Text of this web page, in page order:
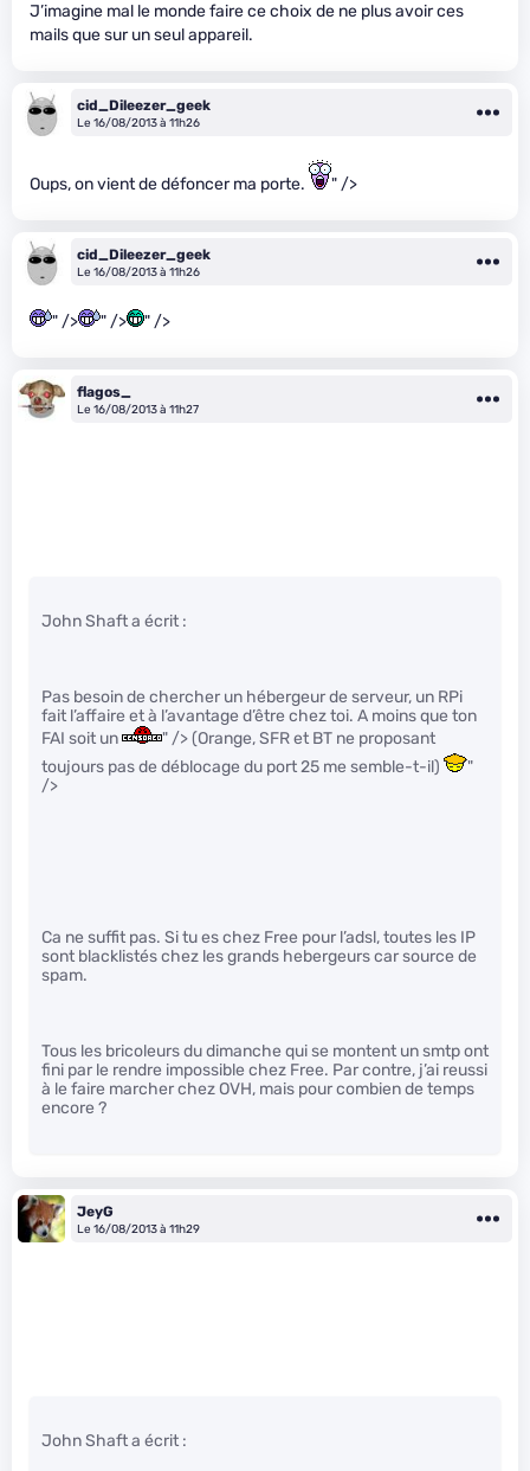
J’imagine mal le monde faire ce choix de ne plus avoir ces
mails que sur un seul appareil.
cid_Dileezer_geek
Le 16/08/2013 à 11h26
Oups, on vient de défoncer ma porte. " />
cid_Dileezer_geek
Le 16/08/2013 à 11h26
" /> " /> " />
flagos_
Le 16/08/2013 à 11h27
John Shaft a écrit :
Pas besoin de chercher un hébergeur de serveur, un RPi
fait l’affaire et à l’avantage d’être chez toi. A moins que ton
FAI soit un
" /> (Orange, SFR et BT ne proposant
toujours pas de déblocage du port 25 me semble-t-il)
"
/>
Ca ne suffit pas. Si tu es chez Free pour l’adsl, toutes les IP
sont blacklistés chez les grands hebergeurs car source de
spam.
Tous les bricoleurs du dimanche qui se montent un smtp ont
fini par le rendre impossible chez Free. Par contre, j’ai reussi
à le faire marcher chez OVH, mais pour combien de temps
encore ?
JeyG
Le 16/08/2013 à 11h29
John Shaft a écrit :